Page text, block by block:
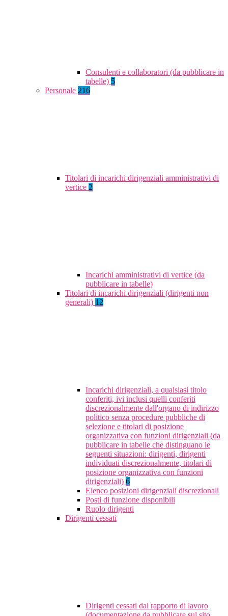
Consulenti e collaboratori (da pubblicare in
tabelle) 5
Personale 216
Titolari di incarichi dirigenziali amministrativi di
vertice 2
Incarichi amministrativi di vertice (da
pubblicare in tabelle)
Titolari di incarichi dirigenziali (dirigenti non
generali) 12
Incarichi dirigenziali, a qualsiasi titolo
conferiti, ivi inclusi quelli conferiti
discrezionalmente dall'organo di indirizzo
politico senza procedure pubbliche di
selezione e titolari di posizione
organizzativa con funzioni dirigenziali (da
pubblicare in tabelle che distinguano le
seguenti situazioni: dirigenti, dirigenti
individuati discrezionalmente, titolari di
posizione organizzativa con funzioni
dirigenziali) 6
Elenco posizioni dirigenziali discrezionali
Posti di funzione disponibili
Ruolo dirigenti
Dirigenti cessati
Dirigenti cessati dal rapporto di lavoro